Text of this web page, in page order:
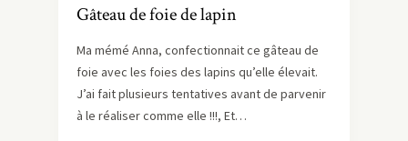
Gâteau de foie de lapin
Ma mémé Anna, confectionnait ce gâteau de
foie avec les foies des lapins qu’elle élevait.
J’ai fait plusieurs tentatives avant de parvenir
à le réaliser comme elle !!!, Et…